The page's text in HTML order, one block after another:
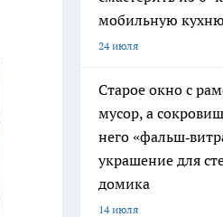
мобильную
24 июля
Старое окно с
мусор, а
него
украшение для
домика
14 июля